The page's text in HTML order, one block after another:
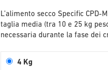
L’alimento secco Specific
taglia media (tra 10 e 25 kg
necessaria durante la fase dei
4 Kg